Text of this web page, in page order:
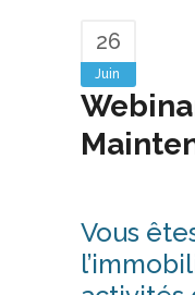
26
Juin
Vous